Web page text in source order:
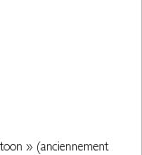
» (anciennement